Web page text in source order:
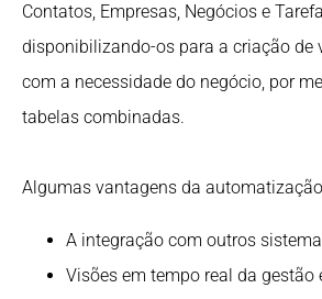
Contatos, Empresas, Negócios e
disponibilizando-os para a criação de
com a necessidade do negócio, por
tabelas combinadas.
Algumas vantagens da
A integração com outros
Visões em tempo real da gestão